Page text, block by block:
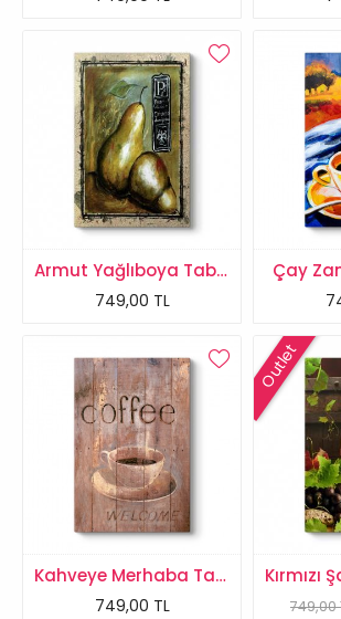
Armut Yağlıboya Tablosu
749,00 TL
Çay
Kahveye Merhaba Tablosu
749,00 TL
Outlet
749,00